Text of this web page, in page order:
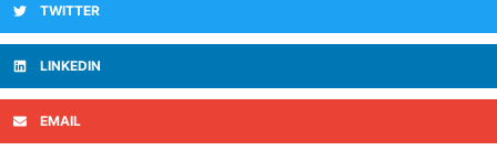
TWITTER
LINKEDIN
EMAIL